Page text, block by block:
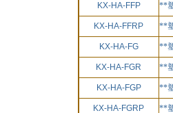
KX-HA-FFP **
KX-HA-FFRP **
KX-HA-FG **
KX-HA-FGR **
KX-HA-FGP **
KX-HA-FGRP **